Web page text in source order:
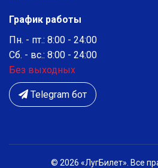
График работы
Пн. - пт.: 8:00 - 24:00
Сб. - вс.: 8:00 - 24:00
Без выходных
Telegram бот
© 2026 «ЛугБилет». Все